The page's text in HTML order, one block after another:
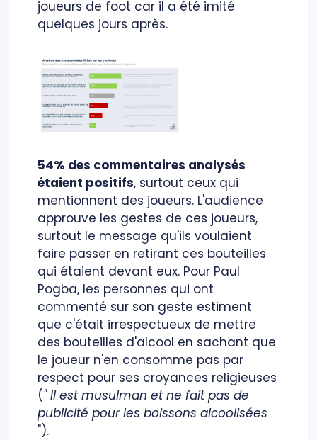
joueurs de foot car il a été imité
quelques jours après.
54% des commentaires analysés
étaient positifs, surtout ceux qui
mentionnent des joueurs. L'audience
approuve les gestes de ces joueurs,
surtout le message qu'ils voulaient
faire passer en retirant ces bouteilles
qui étaient devant eux. Pour Paul
Pogba, les personnes qui ont
commenté sur son geste estiment
que c'était irrespectueux de mettre
des bouteilles d'alcool en sachant que
le joueur n'en consomme pas par
respect pour ses croyances religieuses
(" Il est musulman et ne fait pas de
publicité pour les boissons alcoolisées
").